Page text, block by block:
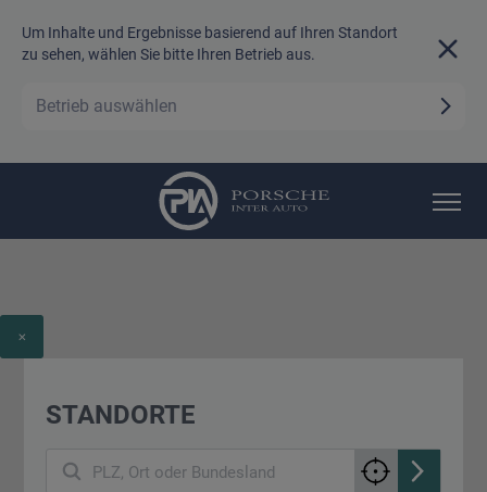
Um Inhalte und Ergebnisse basierend auf Ihren Standort
zu sehen, wählen Sie bitte Ihren Betrieb aus.
Betrieb auswählen
STANDORTE
PLZ, Ort oder Bundesland